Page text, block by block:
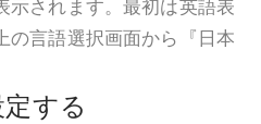
示されます。最初は英語表
の言語選択画面から『日本
する